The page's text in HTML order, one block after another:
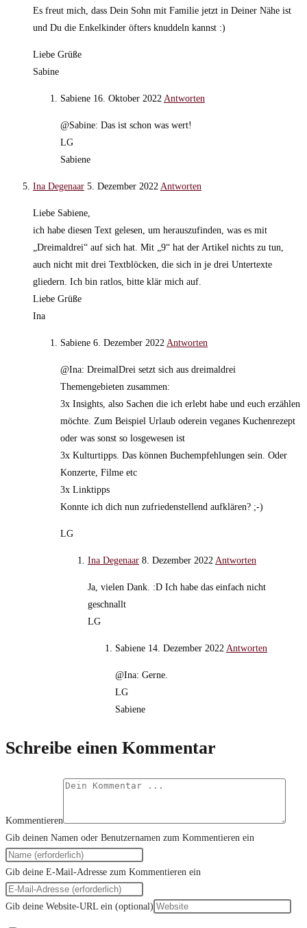
Es freut mich, dass Dein Sohn mit Familie jetzt in Deiner Nähe ist
und Du die Enkelkinder öfters knuddeln kannst :)
Liebe Grüße
Sabine
Sabiene 16. Oktober 2022 Antworten
@Sabine: Das ist schon was wert!
LG
Sabiene
Ina Degenaar 5. Dezember 2022 Antworten
Liebe Sabiene,
ich habe diesen Text gelesen, um herauszufinden, was es mit
„Dreimaldrei“ auf sich hat. Mit „9“ hat der Artikel nichts zu tun,
auch nicht mit drei Textblöcken, die sich in je drei Untertexte
gliedern. Ich bin ratlos, bitte klär mich auf.
Liebe Grüße
Ina
Sabiene 6. Dezember 2022 Antworten
@Ina: DreimalDrei setzt sich aus dreimaldrei
Themengebieten zusammen:
3x Insights, also Sachen die ich erlebt habe und euch erzählen
möchte. Zum Beispiel Urlaub oderein veganes Kuchenrezept
oder was sonst so losgewesen ist
3x Kulturtipps. Das können Buchempfehlungen sein. Oder
Konzerte, Filme etc
3x Linktipps
Konnte ich dich nun zufriedenstellend aufklären? ;-)
LG
Ina Degenaar 8. Dezember 2022 Antworten
Ja, vielen Dank. :D Ich habe das einfach nicht
geschnallt
LG
Sabiene 14. Dezember 2022 Antworten
@Ina: Gerne.
LG
Sabiene
Schreibe einen Kommentar
Kommentieren
Gib deinen Namen oder Benutzernamen zum Kommentieren ein
Gib deine E-Mail-Adresse zum Kommentieren ein
Gib deine Website-URL ein (optional)